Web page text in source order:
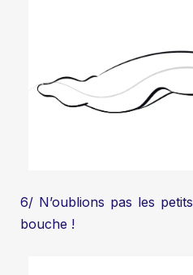
6/ N’oublions pas les
bouche !